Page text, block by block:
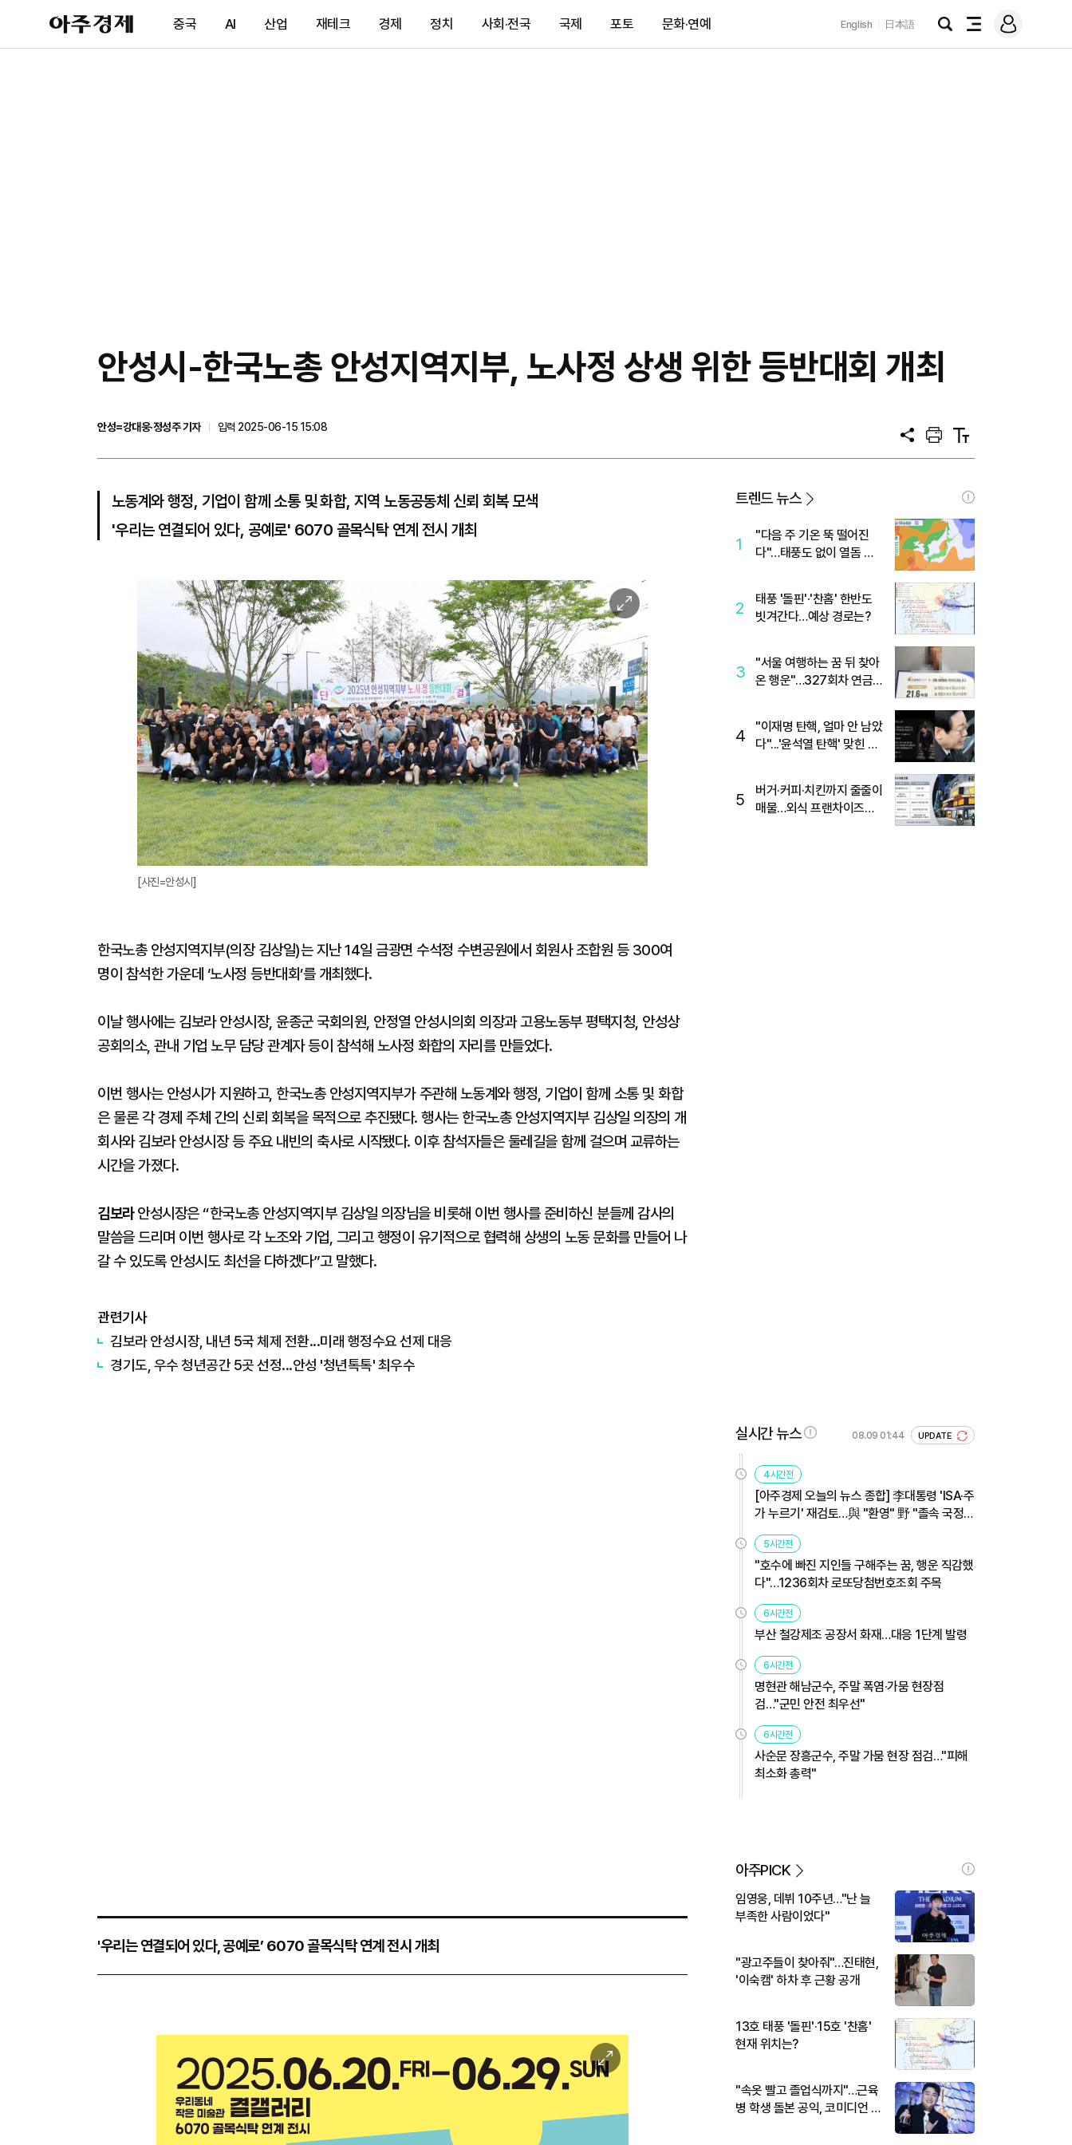
아
주
제
중국 AI 산업 재테크 경제 정치 사회·전국 국제 포토 문화·연예 English 日本語
검
전
메
그
안성시-한국노총 안성지역지부, 노사정 상생 위한 등반대회 개최
안성=강대웅·정성주 기자
입력 2025-06-15 15:08
공
프
트
텍
트
노동계와 행정, 기업이 함께 소통 및 화합, 지역 노동공동체 신뢰 회복 모색
'우리는 연결되어 있다, 공예로' 6070 골목식탁 연계 전시 개최
이
미
지
확
대
[사진=안성시]
한국노총 안성지역지부(의장 김상일)는 지난 14일 금광면 수석정 수변공원에서 회원사 조합원 등 300여
명이 참석한 가운데 ‘노사정 등반대회’를 개최했다.
이날 행사에는 김보라 안성시장, 윤종군 국회의원, 안정열 안성시의회 의장과 고용노동부 평택지청, 안성상
공회의소, 관내 기업 노무 담당 관계자 등이 참석해 노사정 화합의 자리를 만들었다.
이번 행사는 안성시가 지원하고, 한국노총 안성지역지부가 주관해 노동계와 행정, 기업이 함께 소통 및 화합
은 물론 각 경제 주체 간의 신뢰 회복을 목적으로 추진됐다. 행사는 한국노총 안성지역지부 김상일 의장의 개
회사와 김보라 안성시장 등 주요 내빈의 축사로 시작됐다. 이후 참석자들은 둘레길을 함께 걸으며 교류하는
시간을 가졌다.
김보라안성시장은 “한국노총 안성지역지부 김상일 의장님을 비롯해 이번 행사를 준비하신 분들께 감사의
말씀을 드리며 이번 행사로 각 노조와 기업, 그리고 행정이 유기적으로 협력해 상생의 노동 문화를 만들어 나
갈 수 있도록 안성시도 최선을 다하겠다”고 말했다.
관련기사
김보라 안성시장, 내년 5국 체제 전환...미래 행정수요 선제 대응
경기도, 우수 청년공간 5곳 선정...안성 '청년톡톡' 최우수
'우리는 연결되어 있다, 공예로’ 6070 골목식탁 연계 전시 개최
이
미
트렌드 뉴스
1
"다음 주 기온 뚝 떨어진
다"…태풍도 없이 열돔 박
2
태풍 '돌핀'·'찬홈' 한반도
빗겨간다…예상 경로는?
3
"서울 여행하는 꿈 뒤 찾아
온 행운"…327회차 연금
4
"이재명 탄핵, 얼마 안 남았
다"...'윤석열 탄핵' 맞힌 무
5
버거·커피·치킨까지 줄줄이
매물…외식 프랜차이즈
실시간 뉴스 08.09 01:44 UPDATE
4시간전
[아주경제 오늘의 뉴스 종합] 李대통령 'ISA·주
가 누르기' 재검토…與 "환영" 野 "졸속 국정"
外
5시간전
"호수에 빠진 지인들 구해주는 꿈, 행운 직감했
다"…1236회차 로또당첨번호조회 주목
6시간전
부산 철강제조 공장서 화재…대응 1단계 발령
6시간전
명현관 해남군수, 주말 폭염·가뭄 현장점
검…"군민 안전 최우선"
6시간전
사순문 장흥군수, 주말 가뭄 현장 점검…"피해
최소화 총력"
아주PICK
임영웅, 데뷔 10주년…"난 늘
부족한 사람이었다"
"광고주들이 찾아줘"…진태현,
'이숙캠' 하차 후 근황 공개
13호 태풍 '돌핀'·15호 '찬홈'
현재 위치는?
"속옷 빨고 졸업식까지"…근육
병 학생 돌본 공익, 코미디언 김